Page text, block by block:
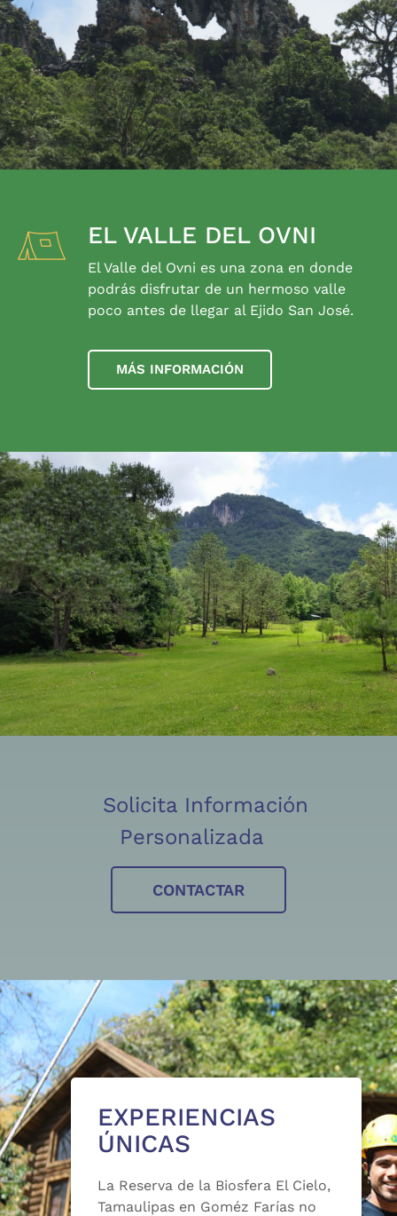
EL VALLE DEL OVNI
El Valle del Ovni es una zona en donde
podrás disfrutar de un hermoso valle
poco antes de llegar al Ejido San José.
MÁS INFORMACIÓN
Solicita Información
Personalizada
CONTACTAR
EXPERIENCIAS
ÚNICAS
La Reserva de la Biosfera El Cielo,
Tamaulipas en Goméz Farías no